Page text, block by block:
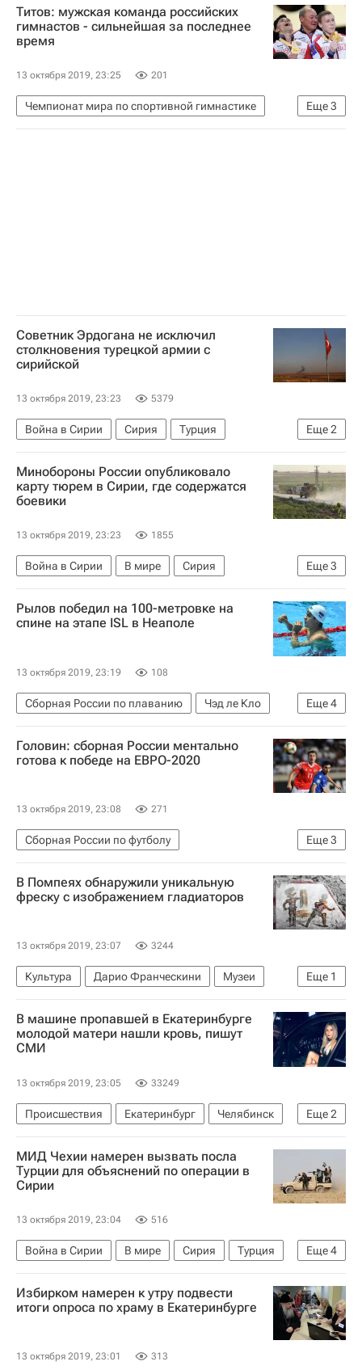
Титов: мужская команда российских
гимнастов - сильнейшая за последнее
время
13 октября 2019, 23:25 201
Еще3
Чемпионат мира по спортивной гимнастике
Спортивная гимнастика
Василий Титов
Советник Эрдогана не исключил
столкновения турецкой армии с
сирийской
13 октября 2019, 23:23 5379
Еще2
Война в Сирии Сирия
Турция
Война в Сирии
Военная операция Турции в Сирии
Минобороны России опубликовало
карту тюрем в Сирии, где содержатся
боевики
13 октября 2019, 23:23 1855
Еще3
Война в Сирии В мире
Сирия
Война в Сирии
Министерство обороны РФ (Минобороны РФ)
Рылов победил на 100-метровке на
спине на этапе ISL в Неаполе
13 октября 2019, 23:19 108
Еще4
Сборная России по плаванию
Чэд ле Кло
Евгений Рылов
Водные виды
Митч Ларкин
Плавание
Головин: сборная России ментально
готова к победе на ЕВРО-2020
13 октября 2019, 23:08 271
Еще3
Сборная России по футболу
Александр Головин
Станислав Черчесов
Евро-2020
В Помпеях обнаружили уникальную
фреску с изображением гладиаторов
13 октября 2019, 23:07 3244
Еще 1
Культура Дарио Франческини
Музеи
Новости культуры
В машине пропавшей в Екатеринбурге
молодой матери нашли кровь, пишут
СМИ
13 октября 2019, 23:05 33249
Еще2
Происшествия Екатеринбург
Челябинск
Следственный комитет России (СК РФ)
Убийство Ксении Каторгиной в Екатеринбурге
МИД Чехии намерен вызвать посла
Турции для объяснений по операции в
Сирии
13 октября 2019, 23:04 516
Еще4
Война в Сирии В мире Сирия
Турция
Чехия
МИД Чехии
Война в Сирии
Военная операция Турции в Сирии
Избирком намерен к утру подвести
итоги опроса по храму в Екатеринбурге
13 октября 2019, 23:01 313